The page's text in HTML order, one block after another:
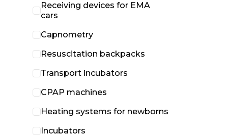
Receiving devices for EMA
cars
Capnometry
Resuscitation backpacks
Transport incubators
CPAP machines
Heating systems for newborns
Incubators